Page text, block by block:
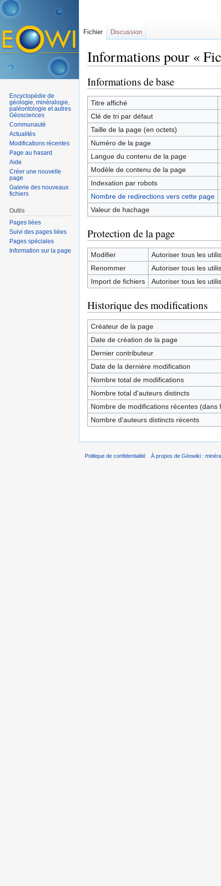
Informations pour «
Informations de base
Titre affiché
Clé de tri par défaut
Taille de la page (en octets)
Numéro de la page
Langue du contenu de la page
Modèle de contenu de la page
Indexation par robots
Nombre de redirections vers cette page
Valeur de hachage
Protection de la page
Modifier
Autoriser tous les
Renommer
Autoriser tous les
Import de fichiers
Autoriser tous les
Historique des modifications
Créateur de la page
Date de création de la page
Dernier contributeur
Date de la dernière modification
Nombre total de modifications
Nombre total d'auteurs distincts
Nombre de modifications récentes (dans
Nombre d'auteurs distincts récents
Fichier Discussion
Encyclopédie de
géologie, minéralogie,
paléontologie et autres
Géosciences
Communauté
Actualités
Modifications récentes
Page au hasard
Aide
Créer une nouvelle
page
Galerie des nouveaux
fichiers
Outils
Pages liées
Suivi des pages liées
Pages spéciales
Information sur la page
Politique de confidentialité À propos de Géowiki :